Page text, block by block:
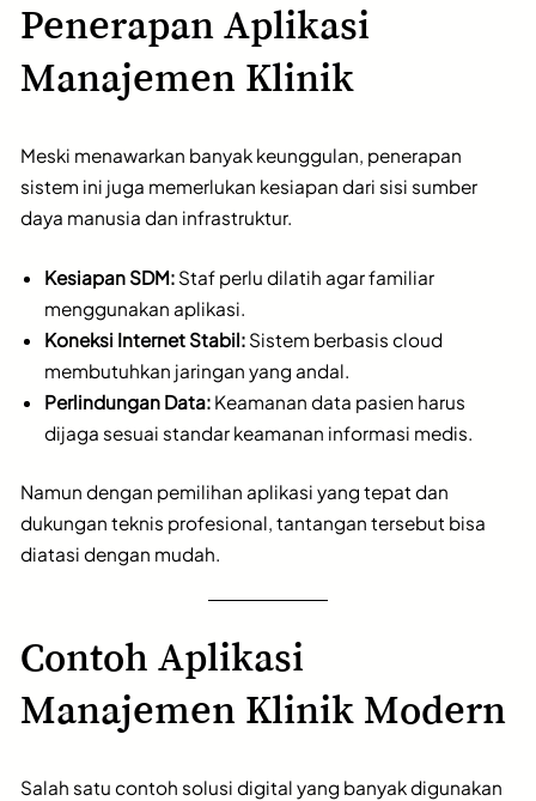
Penerapan Aplikasi
Manajemen Klinik
Meski menawarkan banyak keunggulan, penerapan
sistem ini juga memerlukan kesiapan dari sisi sumber
daya manusia dan infrastruktur.
Kesiapan SDM: Staf perlu dilatih agar familiar
menggunakan aplikasi.
Koneksi Internet Stabil: Sistem berbasis cloud
membutuhkan jaringan yang andal.
Perlindungan Data: Keamanan data pasien harus
dijaga sesuai standar keamanan informasi medis.
Namun dengan pemilihan aplikasi yang tepat dan
dukungan teknis profesional, tantangan tersebut bisa
diatasi dengan mudah.
Contoh Aplikasi
Manajemen Klinik Modern
Salah satu contoh solusi digital yang banyak digunakan